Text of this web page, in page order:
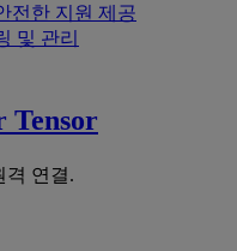
전한 지원 제공
및 관리
Tensor
격 연결.